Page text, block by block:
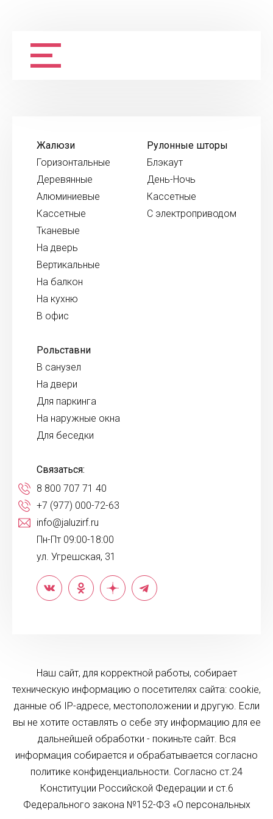
Жалюзи
Горизонтальные
Деревянные
Алюминиевые
Кассетные
Тканевые
На дверь
Вертикальные
На балкон
На кухню
В офис
Рулонные шторы
Блэкаут
День-Ночь
Кассетные
С электроприводом
Рольставни
В санузел
На двери
Для паркинга
На наружные окна
Для беседки
Связаться:
8 800 707 71 40
+7 (977) 000-72-63
info@jaluzirf.ru
Пн-Пт 09:00-18:00
ул. Угрешская, 31
Наш сайт, для корректной работы, собирает
техническую информацию о посетителях сайта: cookie,
данные об IP-адресе, местоположении и другую. Если
вы не хотите оставлять о себе эту информацию для ее
дальнейшей обработки - покиньте сайт. Вся
информация собирается и обрабатывается согласно
политике конфиденциальности. Согласно ст.24
Конституции Российской Федерации и ст.6
Федерального закона №152-ФЗ «О персональных